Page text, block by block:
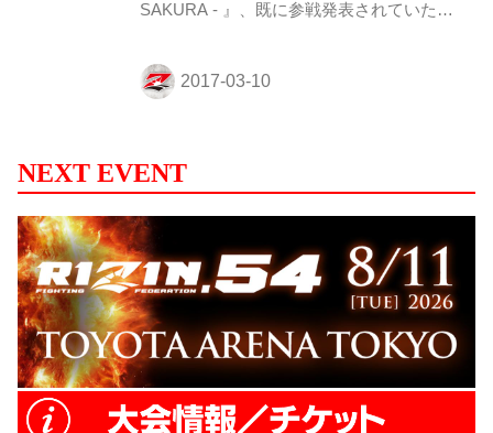
SAKURA - 』、既に参戦発表されていた
対戦カード スペシャルワンマッチ RIZIN 女
子MMAルール（49.0kg契約） RENA VS.
ド力で一本勝ちを量産する選手。2010年に
プロデビューし、戦績は8戦7勝1敗、7勝全
て一本勝ち。2014年3月、ハンガリアン・
ファイト・チャンピオンシップではメイン
イベントにタイトルマッチで抜擢され、腕
十字での一...
NEXT EVENT